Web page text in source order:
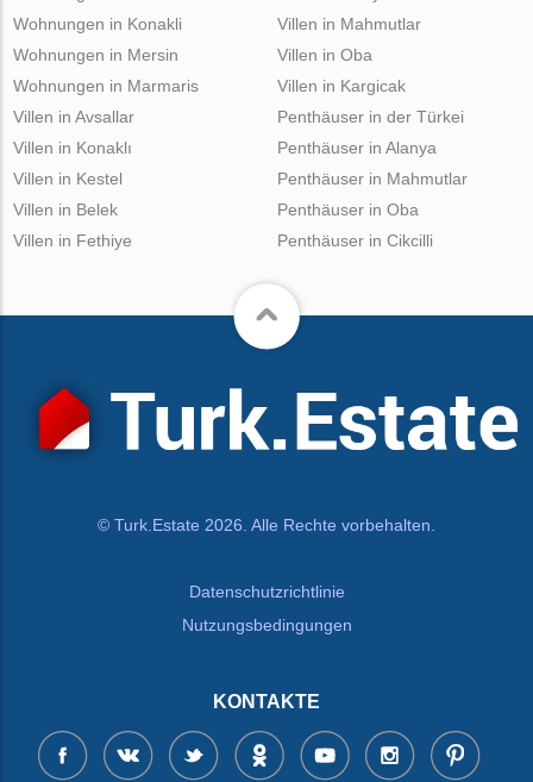
Wohnungen in Konakli
Wohnungen in Mersin
Wohnungen in Marmaris
Villen in Mahmutlar
Villen in Oba
Villen in Kargicak
Villen in Avsallar
Villen in Konaklı
Villen in Kestel
Villen in Belek
Villen in Fethiye
Penthäuser in der Türkei
Penthäuser in Alanya
Penthäuser in Mahmutlar
Penthäuser in Oba
Penthäuser in Cikcilli
© Turk.Estate 2026. Alle Rechte vorbehalten.
Datenschutzrichtlinie
Nutzungsbedingungen
KONTAKTE